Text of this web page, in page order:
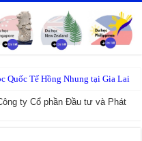
Quốc Tế Hồng Nhung tại Gia Lai
ty Cổ phần Đầu tư và Phát